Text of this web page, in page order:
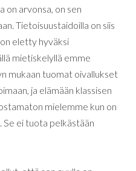
on arvonsa, on sen
. Tietoisuustaidoilla on siis
eletty hyväksi
mietiskelyllä emme
mukaan tuomat oivallukset
, ja elämään klassisen
mielemme kun on
. Se ei tuota pelkästään